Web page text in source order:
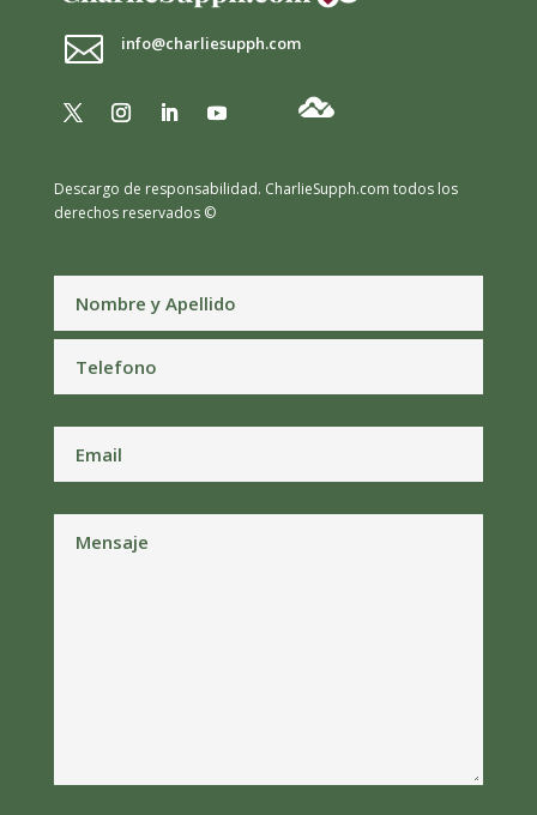
 info@charliesupph.com
Descargo de responsabilidad. CharlieSupph.com todos los
derechos reservados ©